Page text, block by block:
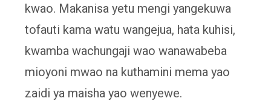
kwao. Makanisa yetu mengi yangekuwa
tofauti kama watu wangejua, hata kuhisi,
kwamba wachungaji wao wanawabeba
mioyoni mwao na kuthamini mema yao
zaidi ya maisha yao wenyewe.